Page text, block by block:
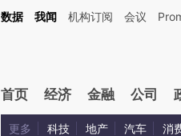
数据 我闻 机构订阅 会议
首页 经济 金融 公司
更多 科技 地产 汽车 消